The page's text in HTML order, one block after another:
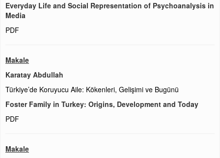
Everyday Life and Social Representation of Psychoanalysis in
Media
PDF
Makale
Karatay Abdullah
Türkiye’de Koruyucu Aile: Kökenleri, Gelişimi ve Bugünü
Foster Family in Turkey: Origins, Development and Today
PDF
Makale